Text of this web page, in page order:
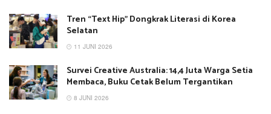
Tren “Text Hip” Dongkrak Literasi di Korea
Selatan
11 JUNI 2026
Survei Creative Australia: 14,4 Juta Warga Setia
Membaca, Buku Cetak Belum Tergantikan
8 JUNI 2026